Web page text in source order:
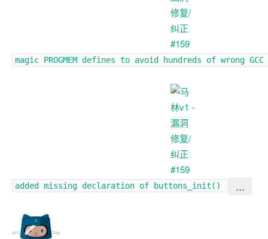
magic PROGMEM defines to avoid hundreds of wrong
added missing declaration of buttons_init() …